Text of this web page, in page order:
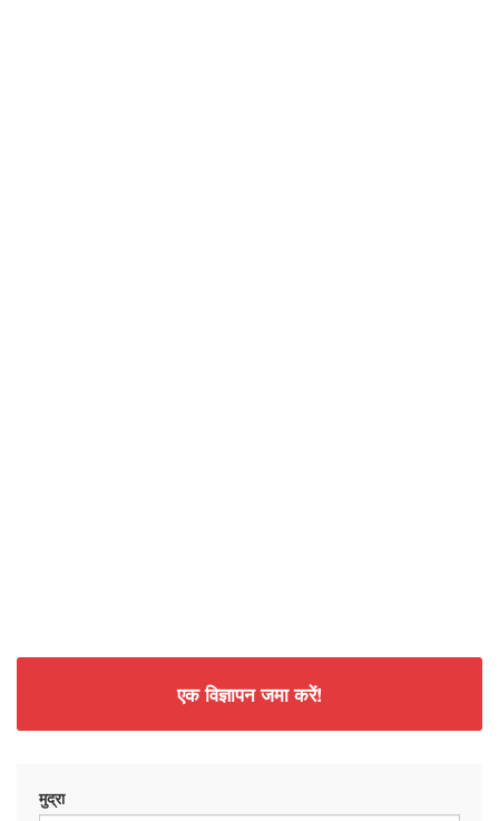
एक विज्ञापन जमा करें!
मुद्रा